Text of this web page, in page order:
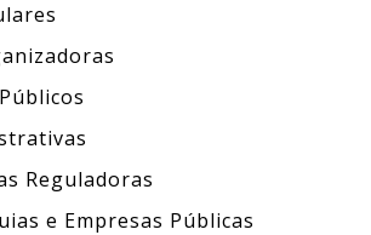
Reguladoras
e Empresas Públicas